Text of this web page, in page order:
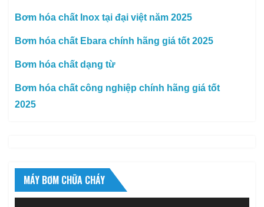
Bơm hóa chất Inox tại đại việt năm 2025
Bơm hóa chất Ebara chính hãng giá tốt 2025
Bơm hóa chất dạng từ
Bơm hóa chất công nghiệp chính hãng giá tốt
2025
MÁY BƠM CHỮA CHÁY